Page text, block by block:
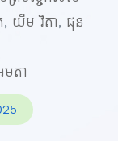
, យឹម វិតា, ជុន
តា